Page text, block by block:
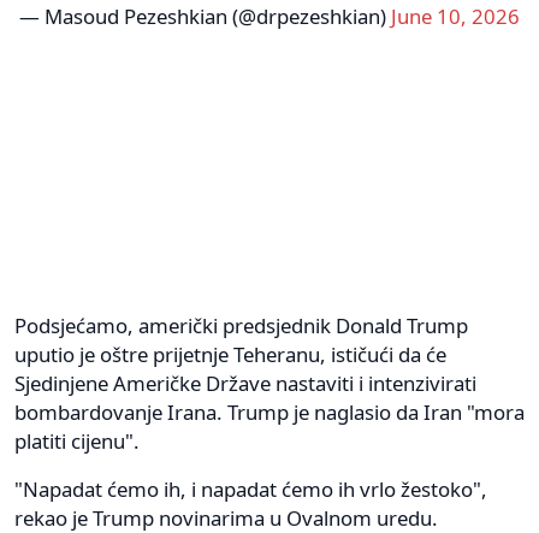
— Masoud Pezeshkian (@drpezeshkian) June 10, 2026
Podsjećamo, američki predsjednik Donald Trump
uputio je oštre prijetnje Teheranu, ističući da će
Sjedinjene Američke Države nastaviti i intenzivirati
bombardovanje Irana. Trump je naglasio da Iran "mora
platiti cijenu".
"Napadat ćemo ih, i napadat ćemo ih vrlo žestoko",
rekao je Trump novinarima u Ovalnom uredu.